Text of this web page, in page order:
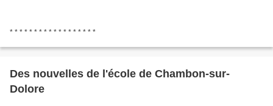
* * * * * * * * * * * * * * * * * *
Des nouvelles de l'école de Chambon-sur-
Dolore